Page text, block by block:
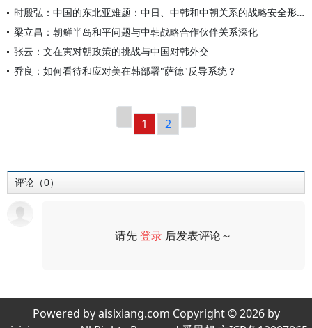
时殷弘：中国的东北亚难题：中日、中韩和中朝关系的战略安全形势
梁立昌：朝鲜半岛和平问题与中韩战略合作伙伴关系深化
张云：文在寅对朝政策的挑战与中国对韩外交
乔良：如何看待和应对美在韩部署"萨德"反导系统？
1 2
评论（0）
请先登录 后发表评论～
Powered by aisixiang.com Copyright © 2026 by